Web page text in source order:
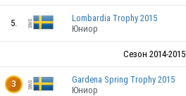
SWE
5.
Lombardia Trophy 2015
Юниор
Сезон 2014-2015
3
Gardena Spring Trophy 2015
Юниор